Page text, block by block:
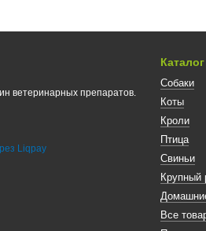
ветеринарных препаратов.
Каталог
Собаки
Коты
Кроли
Птица
Свиньи
Крупный
Все